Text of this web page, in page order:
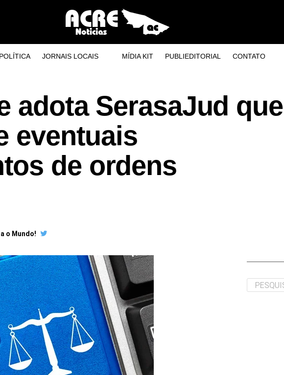
JORNAIS LOCAIS MÍDIA KIT PUBLIEDITORIAL CONTATO
adota SerasaJud que
eventuais
de ordens
o Mundo!